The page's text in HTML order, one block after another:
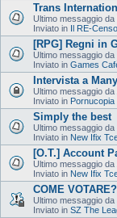
Trans
Ultimo messaggio da
Inviato in Il RE-
[RPG] Regni in
Ultimo messaggio da
Inviato in Games
Intervista a
Ultimo messaggio da
Inviato in Pornucopia
Simply the best
Ultimo messaggio da
Inviato in New Ifix
[O.T.] Account
Ultimo messaggio da
Inviato in New Ifix
COME
Ultimo messaggio da
Inviato in SZ The